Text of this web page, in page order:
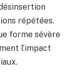
répétées.
forme sévère
l’impact